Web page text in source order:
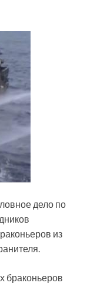
дело по
из
браконьеров